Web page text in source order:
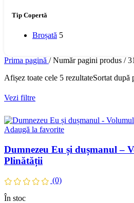
Tip Copertă
Broșată 5
Prima pagină / Număr pagini produs /
Afișez toate cele 5 rezultateSortat după
Vezi filtre
Adaugă la favorite
Dumnezeu Eu și dușmanul –
Plinătății
(0)
În stoc